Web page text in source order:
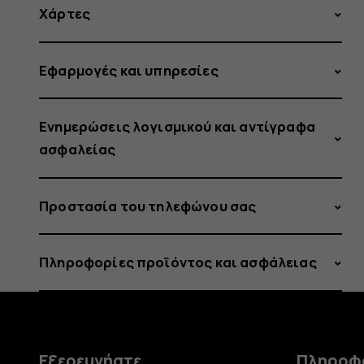
Χάρτες
Εφαρμογές και υπηρεσίες
Ενημερώσεις λογισμικού και αντίγραφα
ασφαλείας
Προστασία του τηλεφώνου σας
Πληροφορίες προϊόντος και ασφάλειας